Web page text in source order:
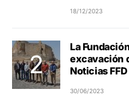
18/12/2023
La
excavación
Noticias FFD
30/06/2023